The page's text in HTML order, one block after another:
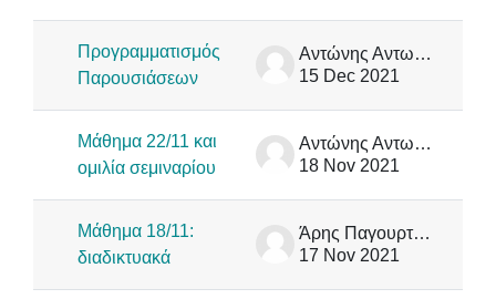
Προγραμματισμός
Παρουσιάσεων
Αντώνης Αντωνόπουλος
15 Dec 2021
Μάθημα 22/11 και
ομιλία σεμιναρίου
Αντώνης Αντωνόπουλος
18 Nov 2021
Μάθημα 18/11:
διαδικτυακά
Άρης Παγουρτζής
17 Nov 2021